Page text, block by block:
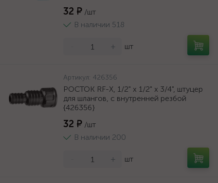
32 ₽ /шт
В наличии 518
+ шт
Артикул: 426356
РОСТОК RF-X, 1/2" х 1/2" x 3/4", штуцер
для шлангов, с внутренней резбой
{426356}
32 ₽ /шт
В наличии 200
+ шт